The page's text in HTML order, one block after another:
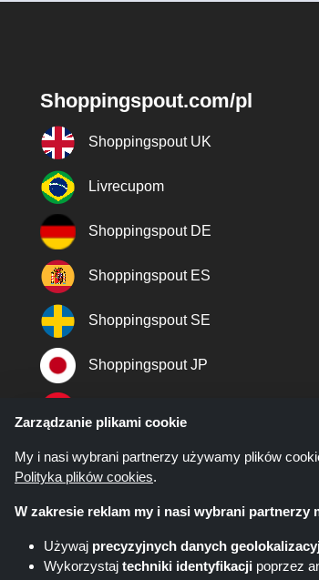
Shoppingspout.com/pl
Shoppingspout UK
Livrecupom
Shoppingspout DE
Shoppingspout ES
Shoppingspout SE
Shoppingspout JP
Shoppingspout NO
Zarządzanie plikami cookie
My i nasi wybrani partnerzy używamy plików
Polityka plików cookies.
W zakresie reklam my i nasi wybrani partnerzy
Używaj precyzyjnych danych
Wykorzystaj techniki identyfikacji poprzez